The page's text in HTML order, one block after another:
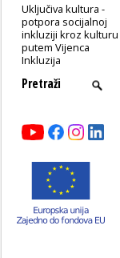
Uključiva kultura -
potpora socijalnoj
inkluziji kroz kulturu
putem Vijenca
Inkluzija